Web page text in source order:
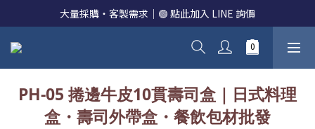
大量採購・客製需求｜🟢 點此加入 LINE 詢價
PH-05 捲邊牛皮10貫壽司盒｜日式料理
盒・壽司外帶盒・餐飲包材批發